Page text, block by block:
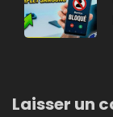
Laisser un